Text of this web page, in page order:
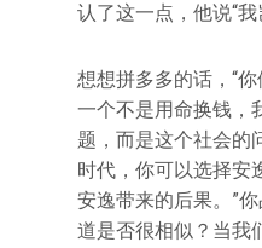
认了这一点，他说“
想想拼多多的话，“
一个不是用命换钱，
题，而是这个社会的
时代，你可以选择安
安逸带来的后果。”
道是否很相似？当我